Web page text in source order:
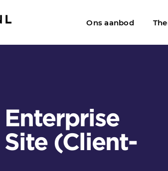
Ons aanbod
Sense Enterprise Additional Site (Client-Man…
(Client-